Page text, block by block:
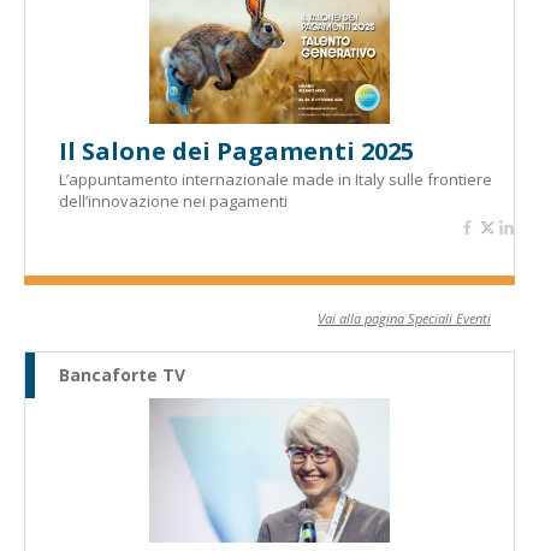
Il Salone dei Pagamenti 2025
L’appuntamento internazionale made in Italy sulle frontiere
dell’innovazione nei pagamenti
Vai alla pagina Speciali Eventi
Bancaforte TV